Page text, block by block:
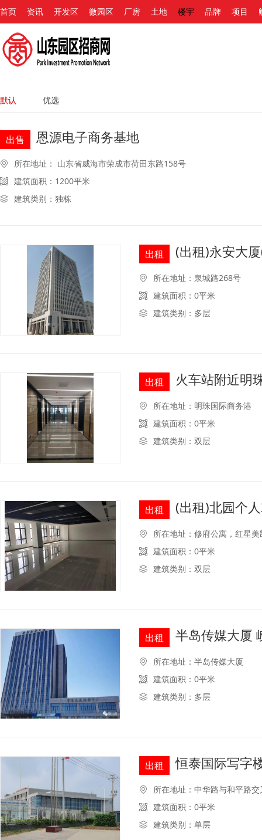
首页 资讯 开发区 微园区 厂房 土地 楼宇 品牌 项目
默认 优选
出售 恩源电子商务基地
所在地址： 山东省威海市荣成市荷田东路158号
建筑面积：1200平米
建筑类别：独栋
出租 (出租)永安大
所在地址：泉城路268号
建筑面积：0平米
建筑类别：多层
出租 火车站附近明
所在地址：明珠国际商务港
建筑面积：0平米
建筑类别：双层
出租 (出租)北园个
所在地址：修府公寓，红星
建筑面积：0平米
建筑类别：双层
出租 半岛传媒大厦
所在地址：半岛传媒大厦
建筑面积：0平米
建筑类别：多层
出租 恒泰国际写字
所在地址：中华路与和平路
建筑面积：0平米
建筑类别：单层